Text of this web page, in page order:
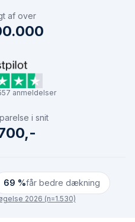
af over
anmeldelser
i snit
69 %får bedre dækning
2026 (n=1.530)